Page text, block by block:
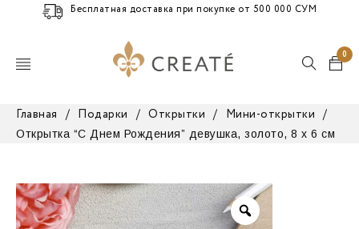
Бесплатная доставка при покупке от 500 000 СУМ
0
Главная / Подарки / Открытки / Мини-открытки /
Открытка “С Днем Рождения” девушка, золото, 8 x 6 см